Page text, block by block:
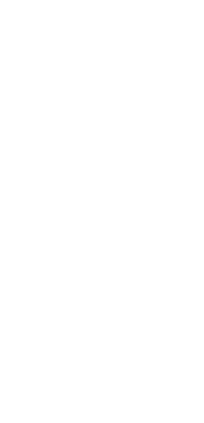
«Nos vemos en los
vamos y lo
chef concentrará sus
con una estrella
El cocinero adelantó
no descarta
Cosmopolita durante
Legado
La Cosmopolita se
alta cocina
que te guisa María